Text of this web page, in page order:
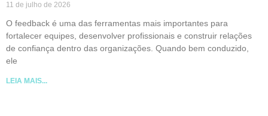
11 de julho de 2026
O feedback é uma das ferramentas mais importantes para
fortalecer equipes, desenvolver profissionais e construir relações
de confiança dentro das organizações. Quando bem conduzido,
ele
LEIA MAIS...